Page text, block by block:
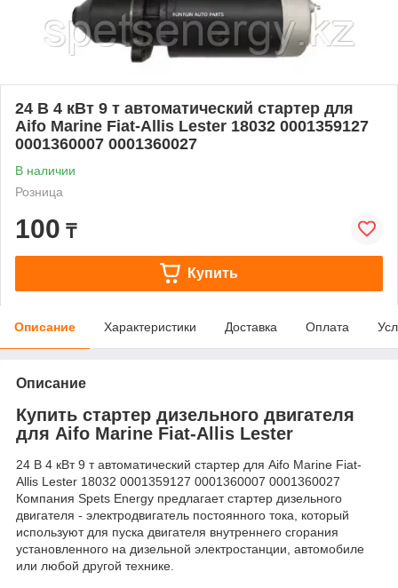
24 В 4 кВт 9 т автоматический стартер для
Aifo Marine Fiat-Allis Lester 18032 0001359127
0001360007 0001360027
В наличии
Розница
100 ₸
Купить
Описание Характеристики Доставка Оплата
Описание
Купить стартер дизельного двигателя
для Aifo Marine Fiat-Allis Lester
24 В 4 кВт 9 т автоматический стартер для Aifo Marine Fiat-
Allis Lester 18032 0001359127 0001360007 0001360027
Компания Spets Energy предлагает стартер дизельного
двигателя - электродвигатель постоянного тока, который
используют для пуска двигателя внутреннего сгорания
установленного на дизельной электростанции, автомобиле
или любой другой технике.